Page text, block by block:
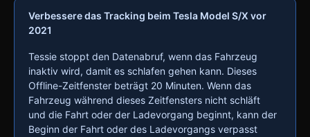
Verbessere das Tracking beim Tesla Model S/X vor
2021
Tessie stoppt den Datenabruf, wenn das Fahrzeug
inaktiv wird, damit es schlafen gehen kann. Dieses
Offline-Zeitfenster beträgt 20 Minuten. Wenn das
Fahrzeug während dieses Zeitfensters nicht schläft
und die Fahrt oder der Ladevorgang beginnt, kann der
Beginn der Fahrt oder des Ladevorgangs verpasst